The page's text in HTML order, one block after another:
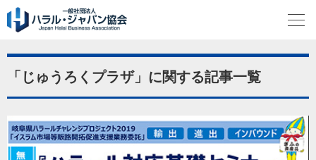
「じゅうろくプラザ」に関する記事一覧